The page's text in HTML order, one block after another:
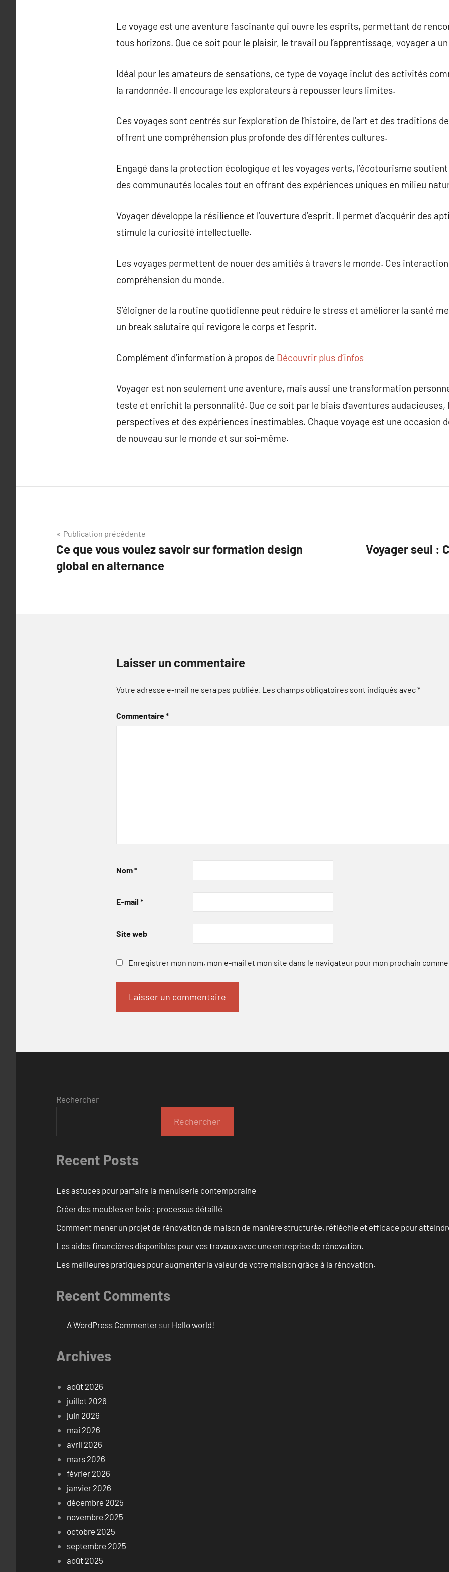
Le voyage est une aventure fascinante qui ouvre les esprits, permettant de
tous horizons. Que ce soit pour le plaisir, le travail ou l’apprentissage, voyager a
Idéal pour les amateurs de sensations, ce type de voyage inclut des activités
la randonnée. Il encourage les explorateurs à repousser leurs limites.
Ces voyages sont centrés sur l’exploration de l’histoire, de l’art et des traditions
offrent une compréhension plus profonde des différentes cultures.
Engagé dans la protection écologique et les voyages verts, l’écotourisme
des communautés locales tout en offrant des expériences uniques en milieu
Voyager développe la résilience et l’ouverture d’esprit. Il permet d’acquérir des
stimule la curiosité intellectuelle.
Les voyages permettent de nouer des amitiés à travers le monde. Ces
compréhension du monde.
S’éloigner de la routine quotidienne peut réduire le stress et améliorer la santé
un break salutaire qui revigore le corps et l’esprit.
Complément d’information à propos de Découvrir plus d’infos
Voyager est non seulement une aventure, mais aussi une transformation
teste et enrichit la personnalité. Que ce soit par le biais d’aventures
perspectives et des expériences inestimables. Chaque voyage est une occasion
de nouveau sur le monde et sur soi-même.
Navigation
de
l’article
Publication précédente
Ce que vous voulez savoir sur formation design
global en alternance
Voyager seul :
Laisser un commentaire
Votre adresse e-mail ne sera pas publiée. Les champs obligatoires sont indiqués avec*
Commentaire*
Nom*
E-mail *
Site web
Enregistrer mon nom, mon e-mail et mon site dans le navigateur pour mon prochain
Rechercher
Rechercher
Recent Posts
Les astuces pour parfaire la menuiserie contemporaine
Créer des meubles en bois : processus détaillé
Comment mener un projet de rénovation de maison de manière structurée, réfléchie et efficace pour
Les aides financières disponibles pour vos travaux avec une entreprise de rénovation.
Les meilleures pratiques pour augmenter la valeur de votre maison grâce à la rénovation.
Recent Comments
A WordPress Commenter sur Hello world!
Archives
août 2026
juillet 2026
juin 2026
mai 2026
avril 2026
mars 2026
février 2026
janvier 2026
décembre 2025
novembre 2025
octobre 2025
septembre 2025
août 2025